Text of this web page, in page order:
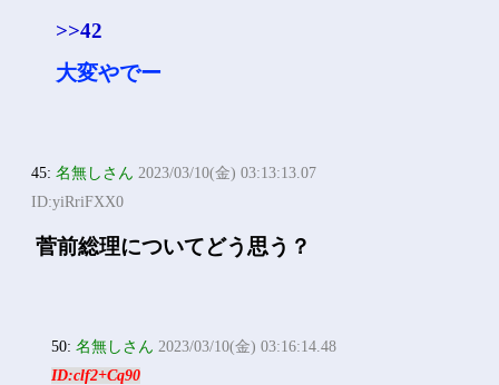
>>42
大変やでー
45:名無しさん 2023/03/10(金) 03:13:13.07
ID:yiRriFXX0
菅前総理についてどう思う？
50:名無しさん 2023/03/10(金) 03:16:14.48
ID:clf2+Cq90